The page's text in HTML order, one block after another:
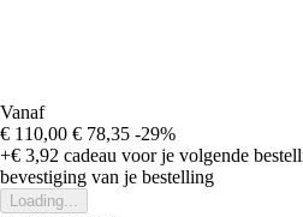
Vanaf
€ 110,00 € 78,35 -29%
+€ 3,92 cadeau voor je volgende
bevestiging van je bestelling
Loading...